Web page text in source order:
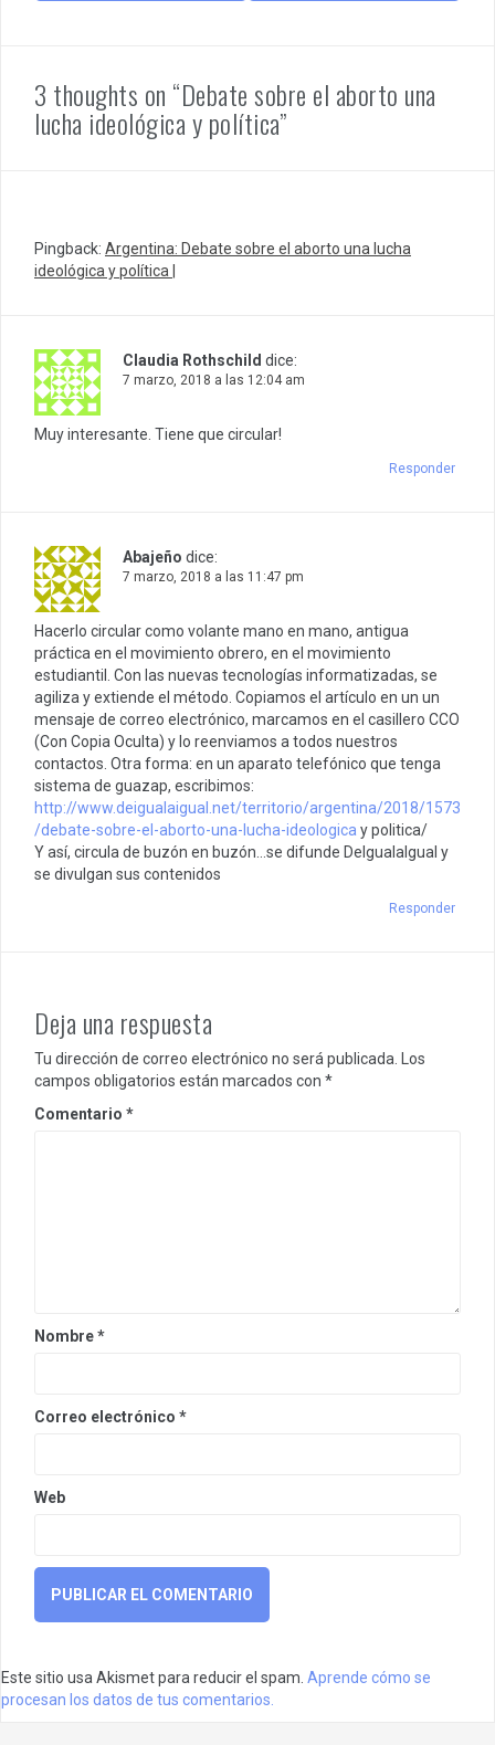
3 thoughts on “Debate sobre el aborto una
lucha ideológica y política”
Pingback: Argentina: Debate sobre el aborto una lucha
ideológica y política |
Claudia Rothschild dice:
7 marzo, 2018 a las 12:04 am
Muy interesante. Tiene que circular!
Responder
Abajeño dice:
7 marzo, 2018 a las 11:47 pm
Hacerlo circular como volante mano en mano, antigua
práctica en el movimiento obrero, en el movimiento
estudiantil. Con las nuevas tecnologías informatizadas, se
agiliza y extiende el método. Copiamos el artículo en un un
mensaje de correo electrónico, marcamos en el casillero CCO
(Con Copia Oculta) y lo reenviamos a todos nuestros
contactos. Otra forma: en un aparato telefónico que tenga
sistema de guazap, escribimos:
http://www.deigualaigual.net/territorio/argentina/2018/1573
/debate-sobre-el-aborto-una-lucha-ideologica y politica/
Y así, circula de buzón en buzón…se difunde DeIgualaIgual y
se divulgan sus contenidos
Responder
Deja una respuesta
Tu dirección de correo electrónico no será publicada.
Los
campos obligatorios están marcados con *
Comentario *
Nombre*
Correo electrónico *
Web
Este sitio usa Akismet para reducir el spam. Aprende cómo se
procesan los datos de tus comentarios.